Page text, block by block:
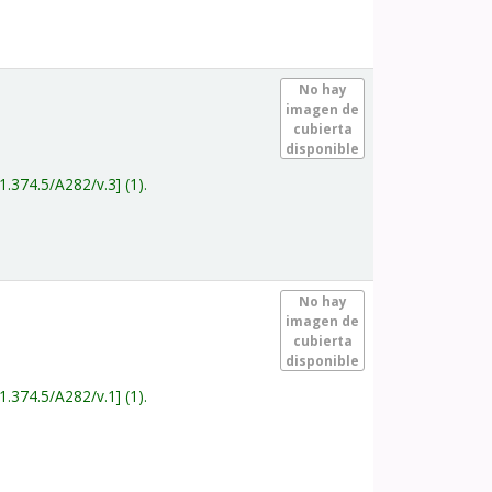
No hay
imagen de
cubierta
disponible
A282/v.3 (1).
No hay
imagen de
cubierta
disponible
A282/v.1 (1).